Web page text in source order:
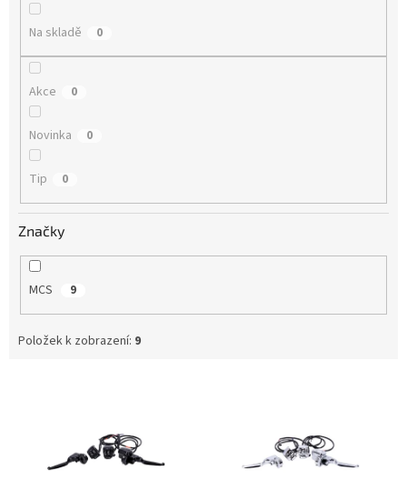
Na skladě 0
Akce 0
Novinka 0
Tip 0
Značky
MCS 9
Položek k zobrazení: 9